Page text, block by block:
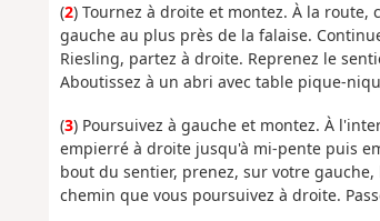
(2) Tournez à droite et montez. À la
gauche au plus près de la falaise.
Riesling, partez à droite. Reprenez le
Aboutissez à un abri avec table pique-
(3) Poursuivez à gauche et montez. À
empierré à droite jusqu'à mi-pente puis
bout du sentier, prenez, sur votre
chemin que vous poursuivez à droite.